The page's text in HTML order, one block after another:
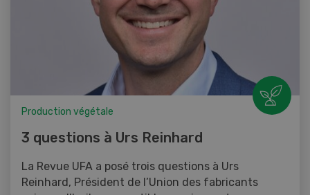
Production végétale
3 questions à Urs Reinhard
La Revue UFA a posé trois questions à Urs
Reinhard, Président de l’Union des fabricants